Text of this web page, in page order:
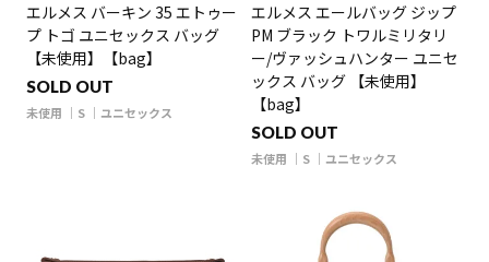
エルメス バーキン 35 エトゥー
プ トゴ ユニセックス バッグ
【未使用】【bag】
SOLD OUT
未使用 S ユニセックス
エルメス エールバッグ ジップ
PM ブラック トワルミリタリ
ー/ヴァッシュハンター ユニセ
ックス バッグ 【未使用】
【bag】
SOLD OUT
未使用 S ユニセックス